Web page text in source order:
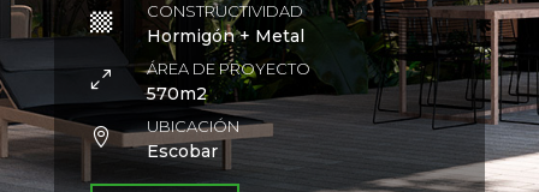

CONSTRUCTIVIDAD
Hormigón + Metal
0
ÁREA DE PROYECTO
570m2

UBICACIÓN
Escobar